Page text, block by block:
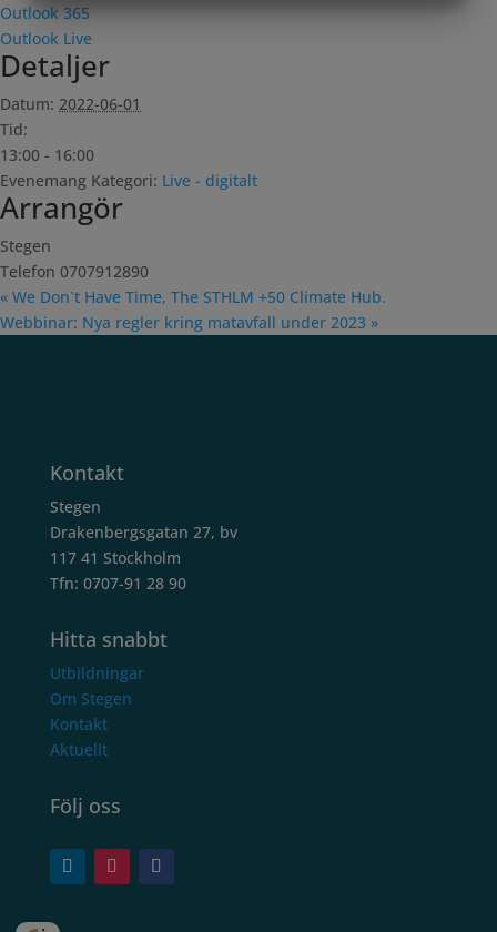
Outlook 365
Outlook Live
Detaljer
Datum: 2022-06-01
Tid:
13:00 - 16:00
Evenemang Kategori: Live - digitalt
Arrangör
Stegen
Telefon 0707912890
« We Don`t Have Time, The STHLM +50 Climate Hub.
Webbinar: Nya regler kring matavfall under 2023 »
Kontakt
Stegen
Drakenbergsgatan 27, bv
117 41 Stockholm
Tfn: 0707-91 28 90
Hitta snabbt
Utbildningar
Om Stegen
Kontakt
Aktuellt
Följ oss